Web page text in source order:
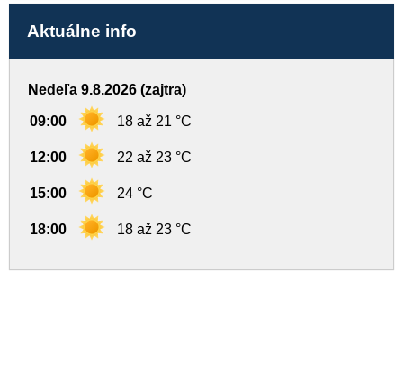
Aktuálne info
Nedeľa 9.8.2026 (zajtra)
09:00 18 až 21 °C
12:00 22 až 23 °C
15:00 24 °C
18:00 18 až 23 °C